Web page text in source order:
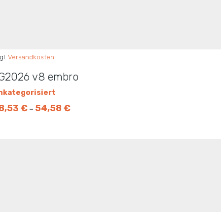
Versandkosten
v8 embro
€ – 54,58€